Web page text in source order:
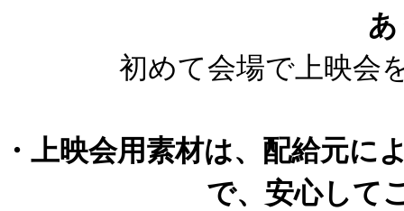
初めて会場で上映会
・上映会用素材は、配給元
で、安心して